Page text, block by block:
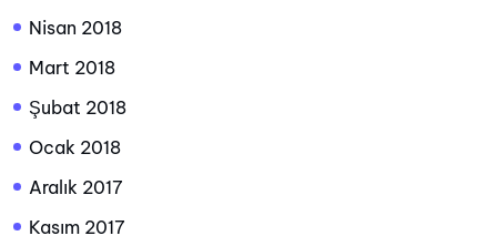
Nisan 2018
Mart 2018
Şubat 2018
Ocak 2018
Aralık 2017
Kasım 2017